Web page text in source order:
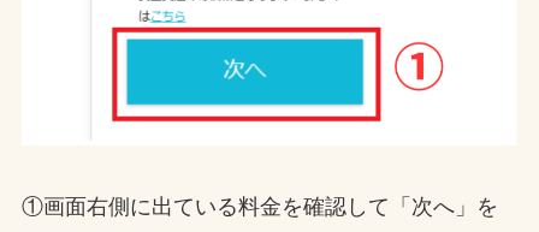
①画面右側に出ている料金を確認して「次へ」を